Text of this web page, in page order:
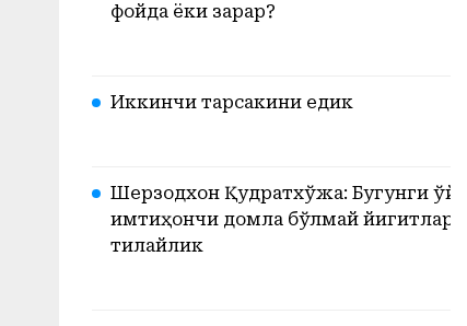
фойда ёки зарар?
Иккинчи тарсакини едик
Шерзодхон Қудратхўжа: Бугунги
имтиҳончи домла бўлмай
тилайлик